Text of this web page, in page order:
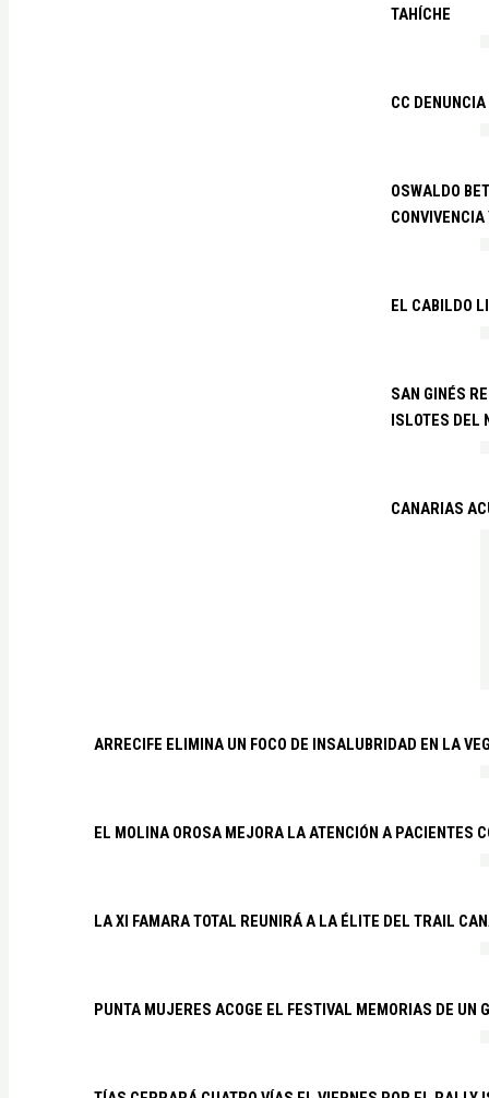
TAHÍCHE
CC
OSWALDO
EL CABILDO
SAN GINÉS
ISLOTES DEL
CANARIAS
ARRECIFE ELIMINA UN FOCO DE INSALUBRIDAD EN LA
EL MOLINA OROSA MEJORA LA ATENCIÓN A PACIENTES
LA XI FAMARA TOTAL REUNIRÁ A LA ÉLITE DEL TRAIL
PUNTA MUJERES ACOGE EL FESTIVAL MEMORIAS DE UN